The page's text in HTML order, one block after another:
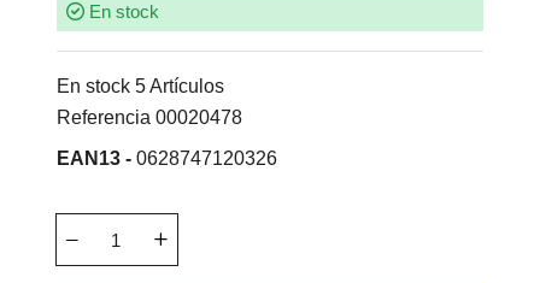
En stock
En stock 5 Artículos
Referencia 00020478
EAN13 - 0628747120326